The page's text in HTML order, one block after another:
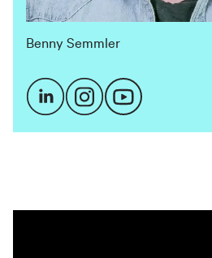
Benny Semmler